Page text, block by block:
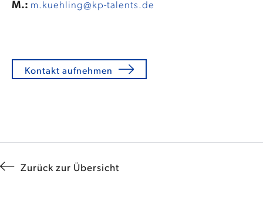
M.: m.kuehling@kp-talents.de
Kontakt aufnehmen
Zurück zur Übersicht